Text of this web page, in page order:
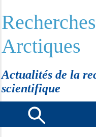
Recherches
Arctiques
Actualités de la
scientifique